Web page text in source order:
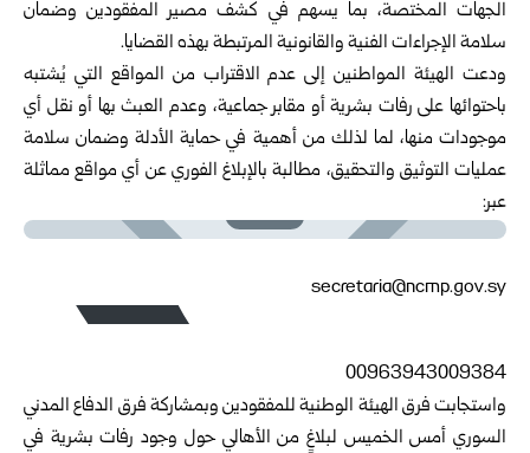
الجهات المختصة، بما ‏يسهم في كشف مصير المفقودين وضمان
سلامة الإجراءات الفنية والقانونية المرتبطة بهذه ‏القضايا.‏
ودعت الهيئة المواطنين إلى عدم الاقتراب من المواقع التي يُشتبه
باحتوائها على رفات بشرية أو ‏مقابر جماعية، وعدم العبث بها أو نقل أي
موجودات منها، لما لذلك من أهمية في حماية الأدلة ‏وضمان سلامة
عمليات التوثيق والتحقيق، مطالبة بالإبلاغ الفوري عن أي مواقع مماثلة
عبر:‏
00963943009384‏
واستجابت فرق الهيئة الوطنية للمفقودين وبمشاركة فرق الدفاع المدني
السوري أمس الخميس ‏لبلاغٍ من الأهالي ‏حول وجود رفات بشرية في